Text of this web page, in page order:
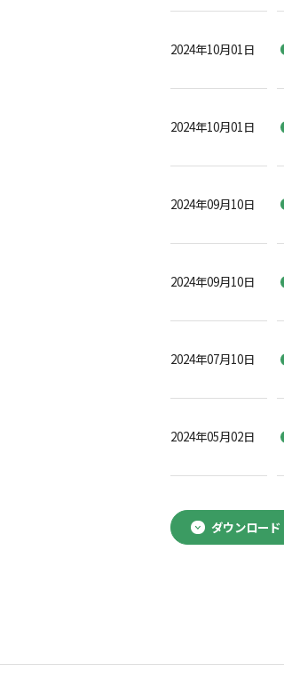
2024年10月01日
2024年10月01日
2024年09月10日
2024年09月10日
2024年07月10日
2024年05月02日
ダウンロード